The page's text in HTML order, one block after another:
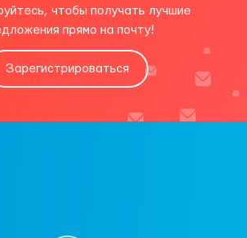
чтобы получать лучшие
прямо на почту!
Зарегистрироваться